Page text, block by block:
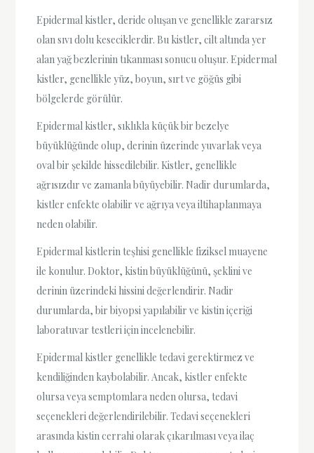
Epidermal kistler, deride oluşan ve genellikle zararsız
olan sıvı dolu keseciklerdir. Bu kistler, cilt altında yer
alan yağ bezlerinin tıkanması sonucu oluşur. Epidermal
kistler, genellikle yüz, boyun, sırt ve göğüs gibi
bölgelerde görülür.
Epidermal kistler, sıklıkla küçük bir bezelye
büyüklüğünde olup, derinin üzerinde yuvarlak veya
oval bir şekilde hissedilebilir. Kistler, genellikle
ağrısızdır ve zamanla büyüyebilir. Nadir durumlarda,
kistler enfekte olabilir ve ağrıya veya iltihaplanmaya
neden olabilir.
Epidermal kistlerin teşhisi genellikle fiziksel muayene
ile konulur. Doktor, kistin büyüklüğünü, şeklini ve
derinin üzerindeki hissini değerlendirir. Nadir
durumlarda, bir biyopsi yapılabilir ve kistin içeriği
laboratuvar testleri için incelenebilir.
Epidermal kistler genellikle tedavi gerektirmez ve
kendiliğinden kaybolabilir. Ancak, kistler enfekte
olursa veya semptomlara neden olursa, tedavi
seçenekleri değerlendirilebilir. Tedavi seçenekleri
arasında kistin cerrahi olarak çıkarılması veya ilaç